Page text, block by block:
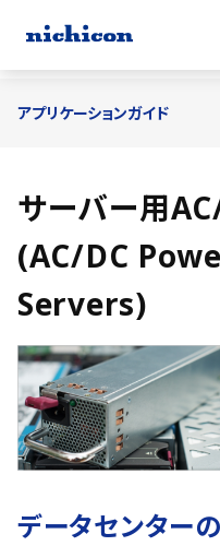
サーバー用
(AC/DC
Servers)
データセンター
アプリケーションガイド